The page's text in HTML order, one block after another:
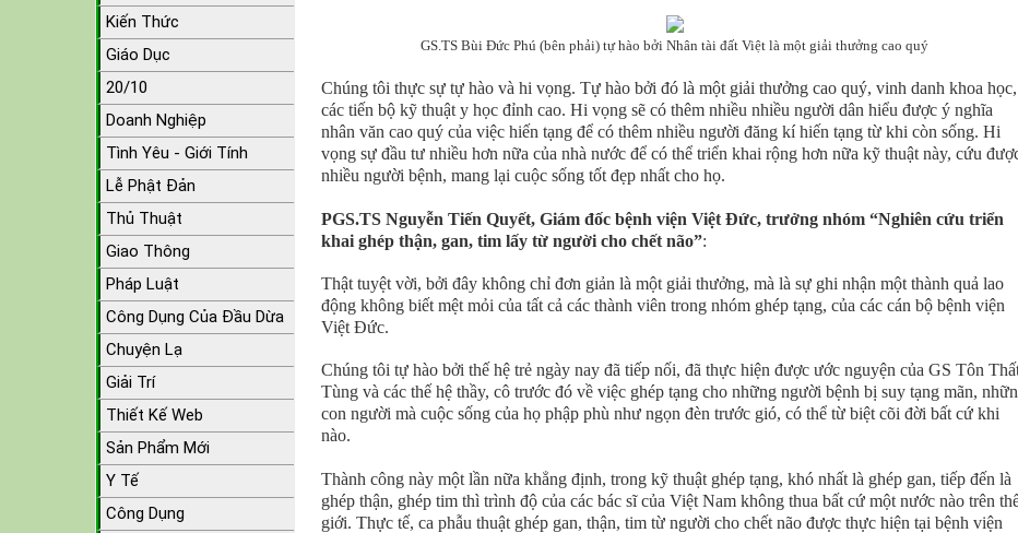
GS.TS Bùi Đức Phú (bên phải) tự hào bởi Nhân tài đất Việt là một giải thưởng cao quý
Chúng tôi thực sự tự hào và hi vọng. Tự hào bởi đó là một giải thưởng cao quý, vinh danh khoa học,
các tiến bộ kỹ thuật y học đỉnh cao. Hi vọng sẽ có thêm nhiều nhiều người dân hiểu được ý nghĩa
nhân văn cao quý của việc hiến tạng để có thêm nhiều người đăng kí hiến tạng từ khi còn sống. Hi
vọng sự đầu tư nhiều hơn nữa của nhà nước để có thể triển khai rộng hơn nữa kỹ thuật này, cứu
nhiều người bệnh, mang lại cuộc sống tốt đẹp nhất cho họ.
PGS.TS Nguyễn Tiến Quyết, Giám đốc bệnh viện Việt Đức, trưởng nhóm “Nghiên cứu triển
khai ghép thận, gan, tim lấy từ người cho chết não”:
Thật tuyệt vời, bởi đây không chỉ đơn giản là một giải thưởng, mà là sự ghi nhận một thành quả lao
động không biết mệt mỏi của tất cả các thành viên trong nhóm ghép tạng, của các cán bộ bệnh viện
Việt Đức.
Chúng tôi tự hào bởi thế hệ trẻ ngày nay đã tiếp nối, đã thực hiện được ước nguyện của GS Tôn
Tùng và các thế hệ thầy, cô trước đó về việc ghép tạng cho những người bệnh bị suy tạng mãn,
con người mà cuộc sống của họ phập phù như ngọn đèn trước gió, có thể từ biệt cõi đời bất cứ khi
nào.
Thành công này một lần nữa khẳng định, trong kỹ thuật ghép tạng, khó nhất là ghép gan, tiếp đến là
ghép thận, ghép tim thì trình độ của các bác sĩ của Việt Nam không thua bất cứ một nước nào trên
giới. Thực tế, ca phẫu thuật ghép gan, thận, tim từ người cho chết não được thực hiện tại bệnh viện
Kiến Thức
Giáo Dục
20/10
Doanh Nghiệp
Tình Yêu - Giới Tính
Lễ Phật Đản
Thủ Thuật
Giao Thông
Pháp Luật
Công Dụng Của Đầu Dừa
Chuyện Lạ
Giải Trí
Thiết Kế Web
Sản Phẩm Mới
Y Tế
Công Dụng